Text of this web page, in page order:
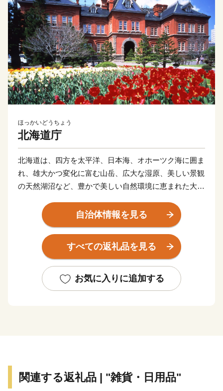
ほっかいどうちょう
北海道庁
北海道は、四方を太平洋、日本海、オホーツク海に囲ま
れ、雄大かつ変化に富む山岳、広大な湿原、美しい景観
の天然湖沼など、豊かで美しい自然環境に恵まれた大地
温帯気候の北限であると同時に、亜寒帯気候の南限に位
置し、年間の平均気温は６～10℃程度、平均降水量は
700～1,700mm程度と、冷涼低湿で梅雨や台風の影響も
ほとんどありません。
が咲くさわやかな夏。川にサケが遡上し、山々が赤や黄
に染まる紅葉の秋。そして、スキー、スケート、スノー
す。
自治体情報を見る
すべての返礼品を見る
お気に入りに追加する
関連する返礼品 | "雑貨・日用品"